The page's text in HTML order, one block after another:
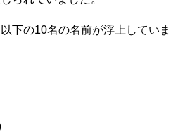
下の10名の名前が浮上していま